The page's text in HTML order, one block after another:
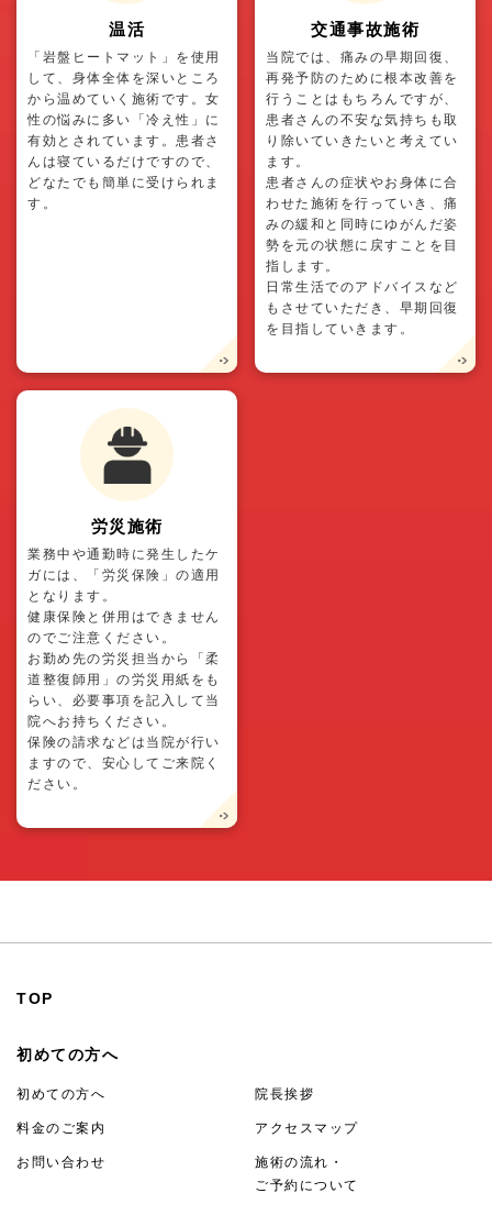
温活
「岩盤ヒートマット」を使用
して、身体全体を深いところ
から温めていく施術です。女
性の悩みに多い「冷え性」に
有効とされています。患者さ
んは寝ているだけですので、
どなたでも簡単に受けられま
す。
交通事故施術
当院では、痛みの早期回復、
再発予防のために根本改善を
行うことはもちろんですが、
患者さんの不安な気持ちも取
り除いていきたいと考えてい
ます。
患者さんの症状やお身体に合
わせた施術を行っていき、痛
みの緩和と同時にゆがんだ姿
勢を元の状態に戻すことを目
指します。
日常生活でのアドバイスなど
もさせていただき、早期回復
を目指していきます。
労災施術
業務中や通勤時に発生したケ
ガには、「労災保険」の適用
となります。
健康保険と併用はできません
のでご注意ください。
お勤め先の労災担当から「柔
道整復師用」の労災用紙をも
らい、必要事項を記入して当
院へお持ちください。
保険の請求などは当院が行い
ますので、安心してご来院く
ださい。
TOP
初めての方へ
初めての方へ 院長挨拶
料金のご案内 アクセスマップ
お問い合わせ
施術の流れ・
ご予約について